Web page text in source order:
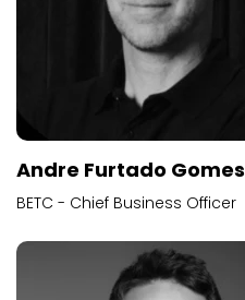
Andre Furtado Gomes
BETC - Chief Business Officer